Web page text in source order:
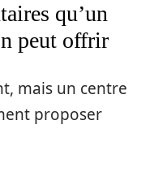
qu’un
peut offrir
mais un centre
proposer